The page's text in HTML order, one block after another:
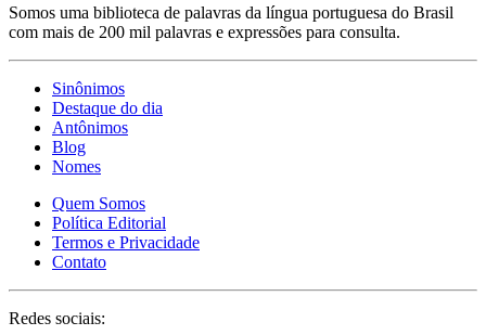
Somos uma biblioteca de palavras da língua portuguesa do Brasil
com mais de 200 mil palavras e expressões para consulta.
Sinônimos
Destaque do dia
Antônimos
Blog
Nomes
Quem Somos
Política Editorial
Termos e Privacidade
Contato
Redes sociais: